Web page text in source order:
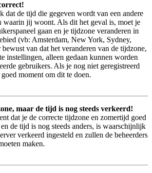
dat de tijd die gegeven wordt van een andere
waarin jij woont. Als dit het geval is, moet je
gaan en je tijdzone veranderen in
(vb: Amsterdam, New York, Sydney,
bewust van dat het veranderen van de tijdzone,
instellingen, alleen gedaan kunnen worden
gebruikers. Als je nog niet geregistreerd
moment om dit te doen.
maar de tijd is nog steeds verkeerd!
dat je de correcte tijdzone en zomertijd goed
de tijd is nog steeds anders, is waarschijnlijk
verkeerd ingesteld en zullen de beheerders
maken.